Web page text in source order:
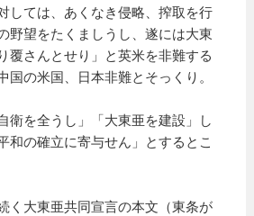
しては、あくなき侵略、搾取を行
野望をたくましうし、遂には大東
覆さんとせり」と英米を非難する
国の米国、日本非難とそっくり。
衛を全うし」「大東亜を建設」し
和の確立に寄与せん」とするとこ
く大東亜共同宣言の本文（東条が